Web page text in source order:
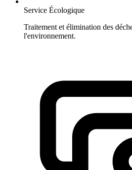
Service Écologique
Traitement et élimination des
l'environnement.